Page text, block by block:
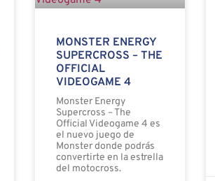
MONSTER ENERGY
SUPERCROSS – THE
OFFICIAL
VIDEOGAME 4
Monster Energy
Supercross – The
Official Videogame 4 es
el nuevo juego de
Monster donde podrás
convertirte en la estrella
del motocross.